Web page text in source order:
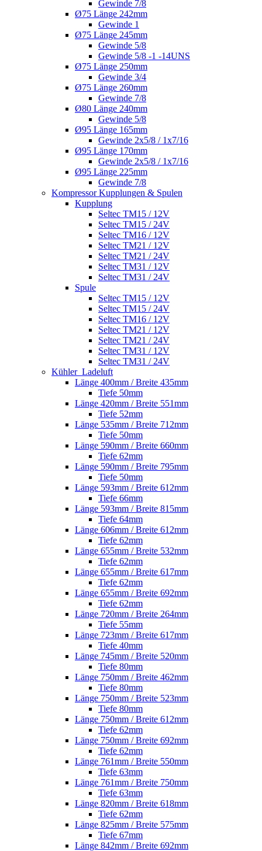
Gewinde 7/8
Ø75 Länge 242mm
Gewinde 1
Ø75 Länge 245mm
Gewinde 5/8
Gewinde 5/8 -1 -14UNS
Ø75 Länge 250mm
Gewinde 3/4
Ø75 Länge 260mm
Gewinde 7/8
Ø80 Länge 240mm
Gewinde 5/8
Ø95 Länge 165mm
Gewinde 2x5/8 / 1x7/16
Ø95 Länge 170mm
Gewinde 2x5/8 / 1x7/16
Ø95 Länge 225mm
Gewinde 7/8
Kompressor Kupplungen & Spulen
Kupplung
Seltec TM15 / 12V
Seltec TM15 / 24V
Seltec TM16 / 12V
Seltec TM21 / 12V
Seltec TM21 / 24V
Seltec TM31 / 12V
Seltec TM31 / 24V
Spule
Seltec TM15 / 12V
Seltec TM15 / 24V
Seltec TM16 / 12V
Seltec TM21 / 12V
Seltec TM21 / 24V
Seltec TM31 / 12V
Seltec TM31 / 24V
Kühler_Ladeluft
Länge 400mm / Breite 435mm
Tiefe 50mm
Länge 420mm / Breite 551mm
Tiefe 52mm
Länge 535mm / Breite 712mm
Tiefe 50mm
Länge 590mm / Breite 660mm
Tiefe 62mm
Länge 590mm / Breite 795mm
Tiefe 50mm
Länge 593mm / Breite 612mm
Tiefe 66mm
Länge 593mm / Breite 815mm
Tiefe 64mm
Länge 606mm / Breite 612mm
Tiefe 62mm
Länge 655mm / Breite 532mm
Tiefe 62mm
Länge 655mm / Breite 617mm
Tiefe 62mm
Länge 655mm / Breite 692mm
Tiefe 62mm
Länge 720mm / Breite 264mm
Tiefe 55mm
Länge 723mm / Breite 617mm
Tiefe 40mm
Länge 745mm / Breite 520mm
Tiefe 80mm
Länge 750mm / Breite 462mm
Tiefe 80mm
Länge 750mm / Breite 523mm
Tiefe 80mm
Länge 750mm / Breite 612mm
Tiefe 62mm
Länge 750mm / Breite 692mm
Tiefe 62mm
Länge 761mm / Breite 550mm
Tiefe 63mm
Länge 761mm / Breite 750mm
Tiefe 63mm
Länge 820mm / Breite 618mm
Tiefe 62mm
Länge 825mm / Breite 575mm
Tiefe 67mm
Länge 842mm / Breite 692mm